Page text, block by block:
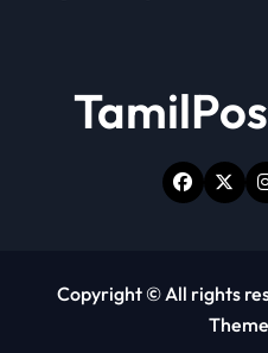
Copyright © All rights